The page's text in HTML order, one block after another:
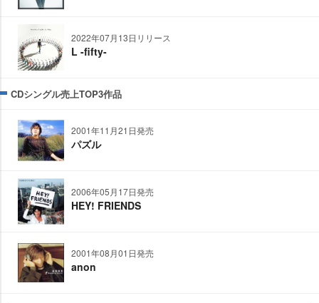
2022年07月13日リリース
L -fifty-
CDシングル売上TOP3作品
2001年11月21日発売
パズル
2006年05月17日発売
HEY! FRIENDS
2001年08月01日発売
anon